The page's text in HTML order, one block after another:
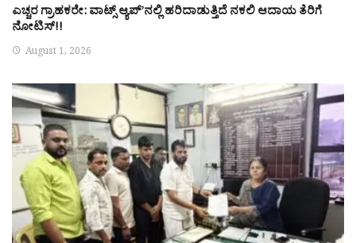
ಎಚ್ಚರ ಗ್ರಾಹಕರೇ: ವಾಟ್ಸ್ ಆ್ಯಪ್’ನಲ್ಲಿ ಹರಿದಾಡುತ್ತಿದೆ ನಕಲಿ ಆದಾಯ ತೆರಿಗೆ
ನೋಟಿಸ್!!
August 1, 2026